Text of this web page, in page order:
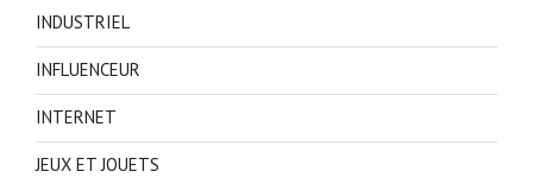
INDUSTRIEL
INFLUENCEUR
INTERNET
JEUX ET JOUETS